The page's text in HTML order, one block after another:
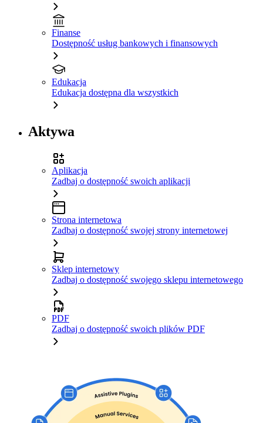
Finanse
Dostępność usług bankowych i finansowych
Edukacja
Edukacja dostępna dla wszystkich
Aktywa
Aplikacja
Zadbaj o dostępność swoich aplikacji
Strona internetowa
Zadbaj o dostępność swojej strony internetowej
Sklep internetowy
Zadbaj o dostępność swojego sklepu internetowego
PDF
Zadbaj o dostępność swoich plików PDF